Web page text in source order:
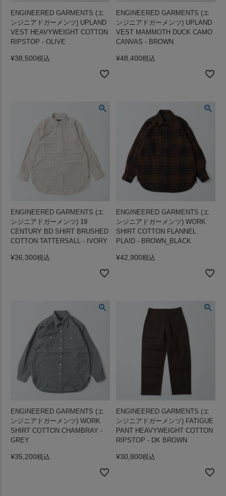
ENGINEERED GARMENTS (エ
ンジニアドガーメンツ) UPLAND
VEST HEAVYWEIGHT COTTON
RIPSTOP - OLIVE
¥38,500税込
ENGINEERED GARMENTS (エ
ンジニアドガーメンツ) UPLAND
VEST MAMMOTH DUCK CAMO
CANVAS - BROWN
¥48,400税込
ENGINEERED GARMENTS (エ
ンジニアドガーメンツ) 19
CENTURY BD SHIRT BRUSHED
COTTON TATTERSALL - IVORY
¥36,300税込
ENGINEERED GARMENTS (エ
ンジニアドガーメンツ) WORK
SHIRT COTTON FLANNEL
PLAID - BROWN_BLACK
¥42,900税込
ENGINEERED GARMENTS (エ
ンジニアドガーメンツ) WORK
SHIRT COTTON CHAMBRAY -
GREY
¥35,200税込
ENGINEERED GARMENTS (エ
ンジニアドガーメンツ) FATIGUE
PANT HEAVYWEIGHT COTTON
RIPSTOP - DK BROWN
¥30,800税込